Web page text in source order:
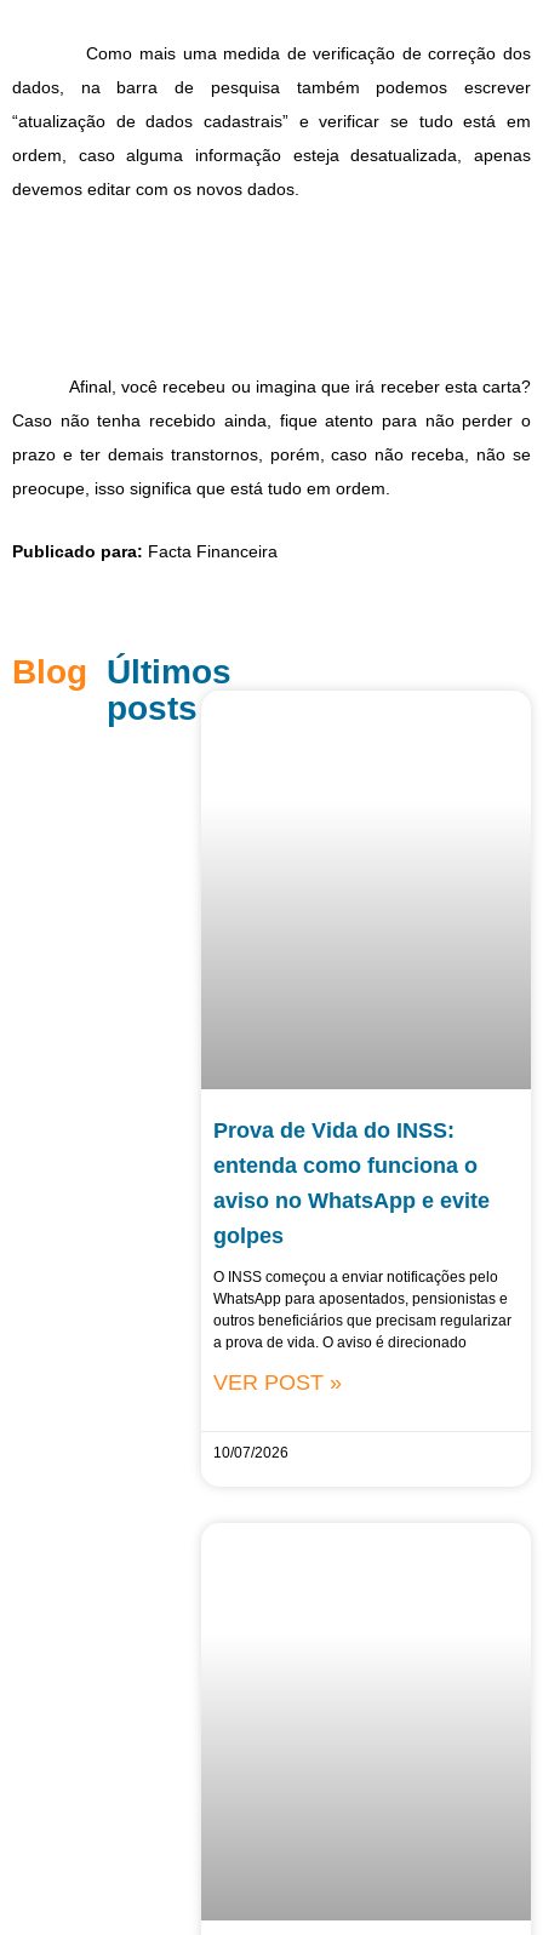
Como mais uma medida de verificação de correção dos
dados, na barra de pesquisa também podemos escrever
“atualização de dados cadastrais” e verificar se tudo está em
ordem, caso alguma informação esteja desatualizada, apenas
devemos editar com os novos dados.
Afinal, você recebeu ou imagina que irá receber esta carta?
Caso não tenha recebido ainda, fique atento para não perder o
prazo e ter demais transtornos, porém, caso não receba, não se
preocupe, isso significa que está tudo em ordem.
Publicado para: Facta Financeira
Blog Últimos
posts
Prova de Vida do INSS:
entenda como funciona o
aviso no WhatsApp e evite
golpes
O INSS começou a enviar notificações pelo
WhatsApp para aposentados, pensionistas e
outros beneficiários que precisam regularizar
a prova de vida. O aviso é direcionado
VER POST »
10/07/2026